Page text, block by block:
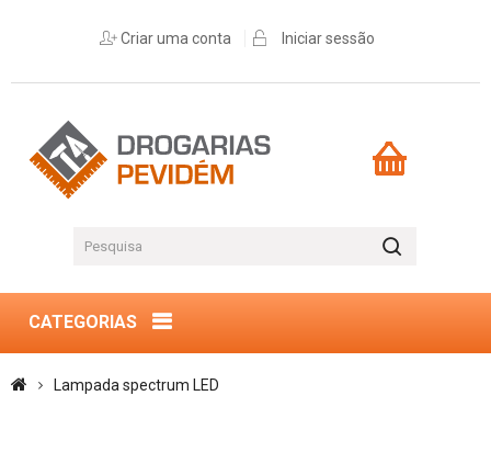
Criar uma conta Iniciar sessão
CATEGORIAS
Lampada spectrum LED